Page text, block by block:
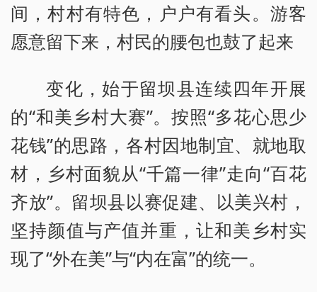
间，村村有特色，户户有看头。游客
愿意留下来，村民的腰包也鼓了起来
变化，始于留坝县连续四年开展
的“和美乡村大赛”。按照“多花心思少
花钱”的思路，各村因地制宜、就地取
材，乡村面貌从“千篇一律”走向“百花
齐放”。留坝县以赛促建、以美兴村，
坚持颜值与产值并重，让和美乡村实
现了“外在美”与“内在富”的统一。